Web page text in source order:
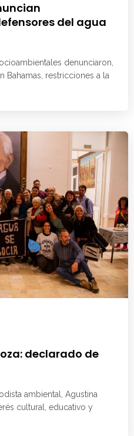
del agua
denunciaron,
Bahamas, restricciones a la
declarado de
ambiental, Agustina
cultural, educativo y